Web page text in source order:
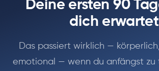
Übungen
Deine ersten 90
dich erwartet
Das passiert wirklich —
emotional — wenn du anfängst zu